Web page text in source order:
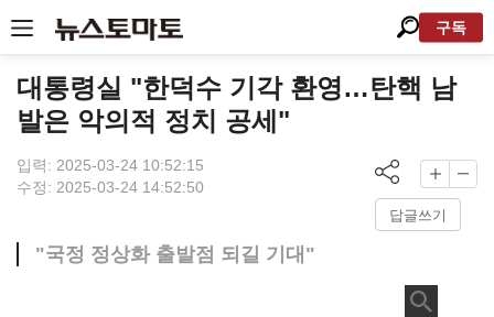
구독
대통령실 "한덕수 기각 환영…탄핵 남
발은 악의적 정치 공세"
입력: 2025-03-24 10:52:15
수정: 2025-03-24 14:52:50
답글쓰기
"국정 정상화 출발점 되길 기대"